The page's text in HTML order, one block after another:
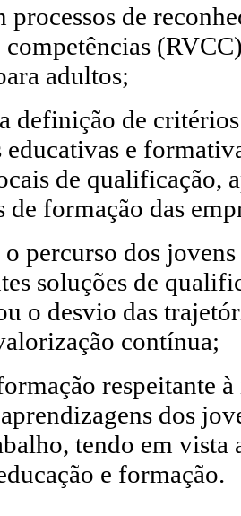
processos de
adultos;
definição de
e
de qualificação,
de formação das
percurso dos
soluções de
o desvio das
contínua;
respeitante
dos
tendo em vista
e formação.